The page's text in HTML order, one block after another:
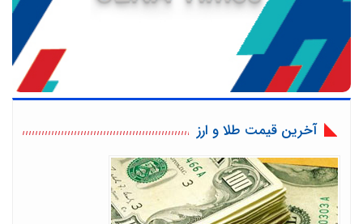
آخرین قیمت طلا و ارز